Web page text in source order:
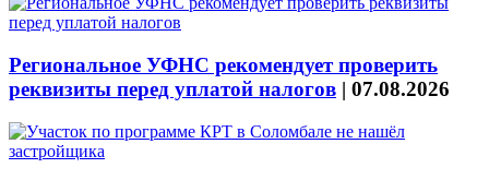
Региональное УФНС рекомендует проверить
реквизиты перед уплатой налогов | 07.08.2026